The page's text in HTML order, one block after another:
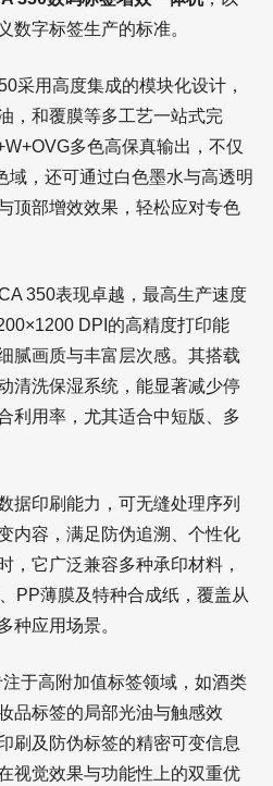
数字标签生产的标准。
采用高度集成的模块化设计，
，和覆膜等多工艺一站式完
多色高保真输出，不仅
域，还可通过白色墨水与高透明
顶部增效效果，轻松应对专色
350表现卓越，最高生产速度
DPI的高精度打印能
腻画质与丰富层次感。其搭载
清洗保湿系统，能显著减少停
利用率，尤其适合中短版、多
据印刷能力，可无缝处理序列
内容，满足防伪追溯、个性化
，它广泛兼容多种承印材料，
PP薄膜及特种合成纸，覆盖从
种应用场景。
于高附加值标签领域，如酒类
品标签的局部光油与触感效
刷及防伪标签的精密可变信息
视觉效果与功能性上的双重优